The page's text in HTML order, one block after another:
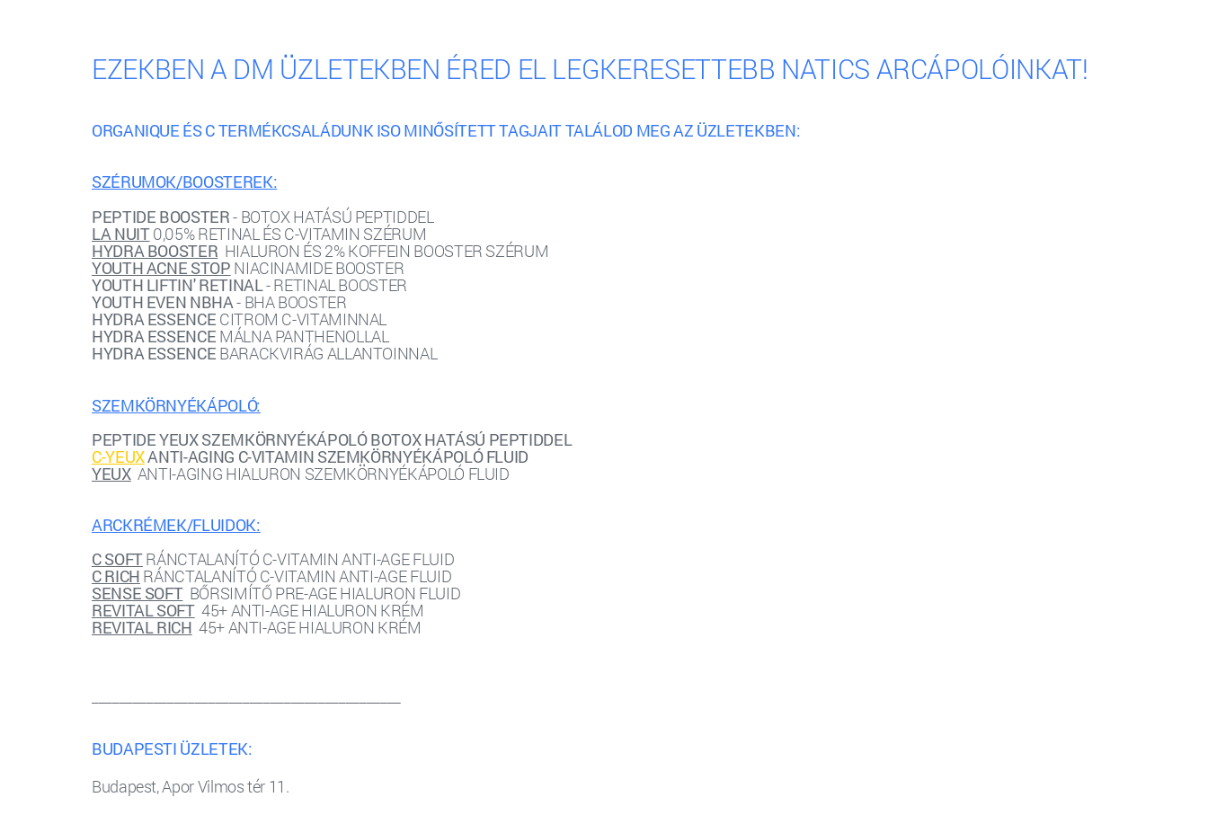
EZEKBEN A DM ÜZLETEKBEN ÉRED EL LEGKERESETTEBB NATICS ARCÁPOLÓINKAT!
ORGANIQUE ÉS C TERMÉKCSALÁDUNK ISO MINŐSÍTETT TAGJAIT TALÁLOD MEG AZ ÜZLETEKBEN:
SZÉRUMOK/BOOSTEREK:
PEPTIDE BOOSTER- BOTOX HATÁSÚ PEPTIDDEL
LA NUIT0,05% RETINAL ÉS C-VITAMIN SZÉRUM
HYDRA BOOSTER HIALURON ÉS 2% KOFFEIN BOOSTER SZÉRUM
YOUTH ACNE STOP NIACINAMIDE BOOSTER
YOUTH LIFTIN' RETINAL- RETINAL BOOSTER
YOUTH EVEN NBHA- BHA BOOSTER
HYDRA ESSENCE CITROM C-VITAMINNAL
HYDRA ESSENCE MÁLNA PANTHENOLLAL
HYDRA ESSENCE BARACKVIRÁG ALLANTOINNAL
SZEMKÖRNYÉKÁPOLÓ:
PEPTIDE YEUX SZEMKÖRNYÉKÁPOLÓ BOTOX HATÁSÚ PEPTIDDEL
C-YEUXANTI-AGING C-VITAMIN SZEMKÖRNYÉKÁPOLÓ FLUID
YEUXANTI-AGING HIALURON SZEMKÖRNYÉKÁPOLÓ FLUID
ARCKRÉMEK/FLUIDOK:
C SOFTRÁNCTALANÍTÓ C-VITAMIN ANTI-AGE FLUID
C RICH RÁNCTALANÍTÓ C-VITAMIN ANTI-AGE FLUID
SENSE SOFTBŐRSIMÍTŐ PRE-AGE HIALURON FLUID
REVITAL SOFT45+ ANTI-AGE HIALURON KRÉM
REVITAL RICH 45+ ANTI-AGE HIALURON KRÉM
BUDAPESTI ÜZLETEK:
Budapest, Apor Vilmos tér 11.